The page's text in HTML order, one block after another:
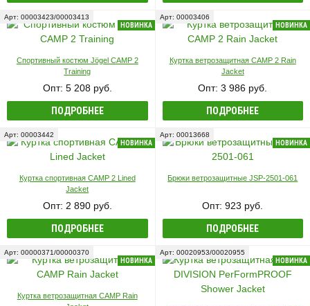
Арт: 00003423/00003413
НОВИНКА
Спортивный костюм Jögel CAMP 2
Training
Опт: 5 208 руб.
ПОДРОБНЕЕ
Арт: 00003406
НОВИНКА
Куртка ветрозащитная CAMP 2 Rain
Jacket
Опт: 3 986 руб.
ПОДРОБНЕЕ
Арт: 00003442
НОВИНКА
Куртка спортивная CAMP 2 Lined
Jacket
Опт: 2 890 руб.
ПОДРОБНЕЕ
Арт: 00013668
НОВИНКА
Брюки ветрозащитные JSP-2501-061
Опт: 923 руб.
ПОДРОБНЕЕ
Арт: 00000371/00000370
НОВИНКА
Куртка ветрозащитная CAMP Rain
Арт: 00020953/00020955
НОВИНКА